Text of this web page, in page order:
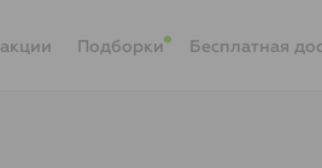
акции Подборки Бесплатная